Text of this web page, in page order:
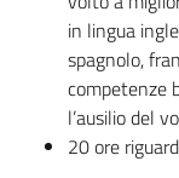
in lingua
spagnolo,
competenze
l’ausilio del
20 ore